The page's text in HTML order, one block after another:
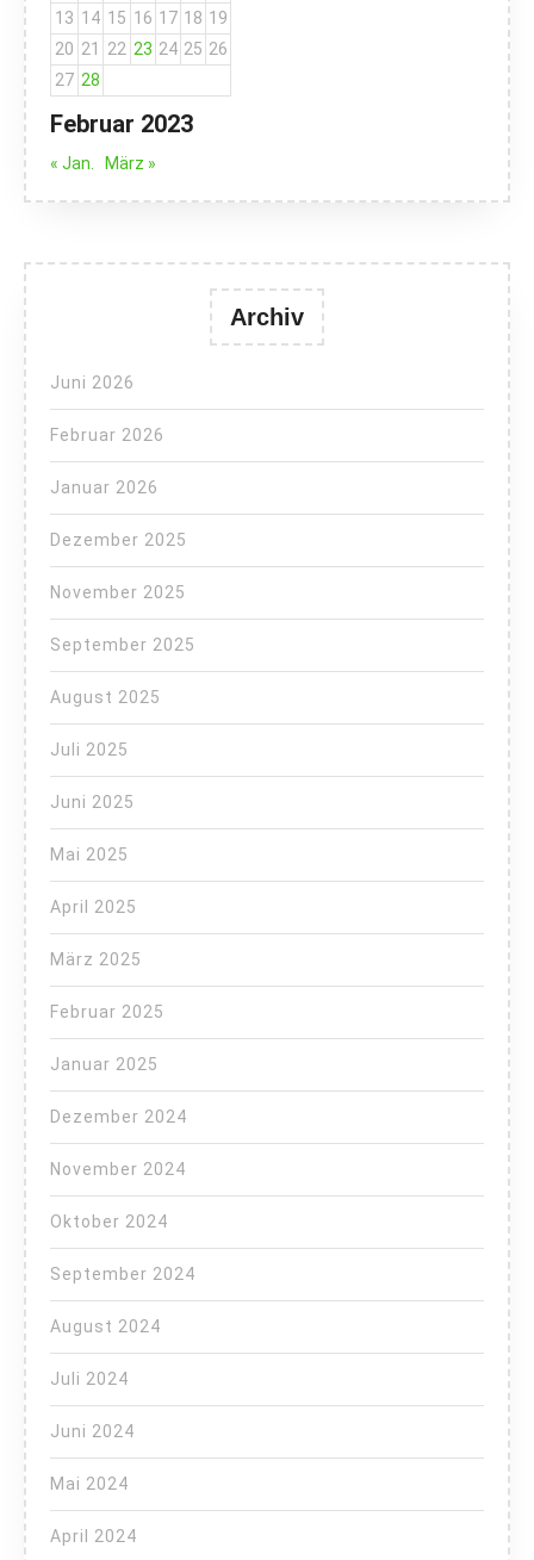
Februar 2023
13 14 15 16 17 18 19
20 21 22 23 24 25 26
27 28
« Jan. März »
Archiv
Juni 2026
Februar 2026
Januar 2026
Dezember 2025
November 2025
September 2025
August 2025
Juli 2025
Juni 2025
Mai 2025
April 2025
März 2025
Februar 2025
Januar 2025
Dezember 2024
November 2024
Oktober 2024
September 2024
August 2024
Juli 2024
Juni 2024
Mai 2024
April 2024